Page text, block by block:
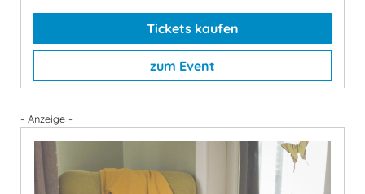
Tickets kaufen
zum Event
- Anzeige -